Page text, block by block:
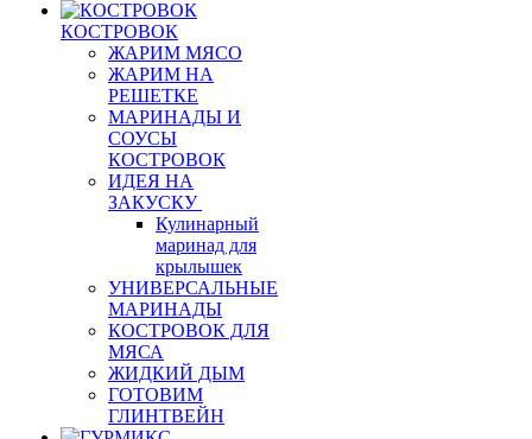
КОСТРОВОК
ЖАРИМ МЯСО
ЖАРИМ НА
РЕШЕТКЕ
МАРИНАДЫ И
СОУСЫ
КОСТРОВОК
ИДЕЯ НА
ЗАКУСКУ
Кулинарный
маринад для
крылышек
УНИВЕРСАЛЬНЫЕ
МАРИНАДЫ
КОСТРОВОК ДЛЯ
МЯСА
ЖИДКИЙ ДЫМ
ГОТОВИМ
ГЛИНТВЕЙН